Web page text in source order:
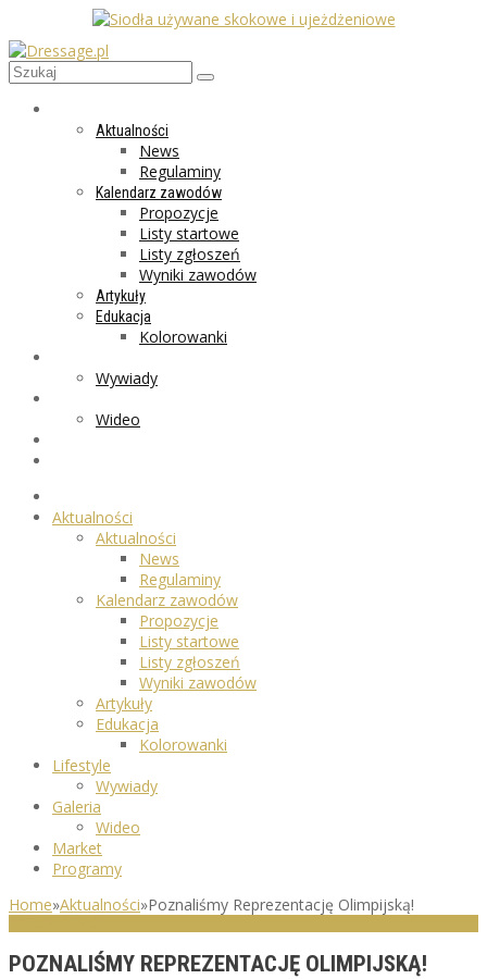
Aktualności
News
Regulaminy
Kalendarz zawodów
Propozycje
Listy startowe
Listy zgłoszeń
Wyniki zawodów
Artykuły
Edukacja
Kolorowanki
Wywiady
Wideo
Aktualności
Aktualności
News
Regulaminy
Kalendarz zawodów
Propozycje
Listy startowe
Listy zgłoszeń
Wyniki zawodów
Artykuły
Edukacja
Kolorowanki
Lifestyle
Wywiady
Galeria
Wideo
Market
Programy
Home»Aktualności»Poznaliśmy Reprezentację Olimpijską!
POZNALIŚMY REPREZENTACJĘ OLIMPIJSKĄ!